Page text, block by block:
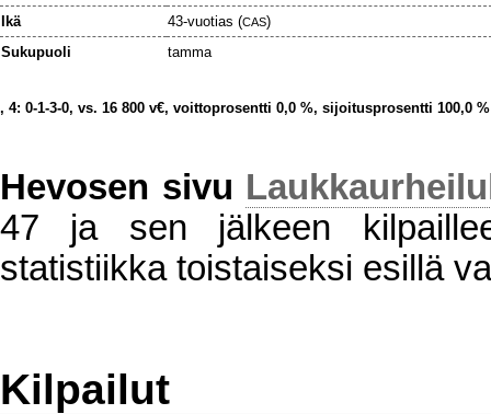
Ikä
43-vuotias (CAS)
Sukupuoli
tamma
, 4: 0-1-3-0, vs. 16 800 v€, voittoprosentti 0,0 %, sijoitusprosentti 100,0 %
Hevosen sivu
47 ja sen jälkeen
statistiikka toistaiseksi esillä
Kilpailut